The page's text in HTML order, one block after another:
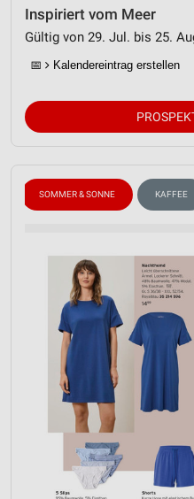
Inspiriert vom Meer
Gültig von 29. Jul. bis 25.
📅 Kalendereintrag erstellen
SOMMER & SONNE KAFFEE